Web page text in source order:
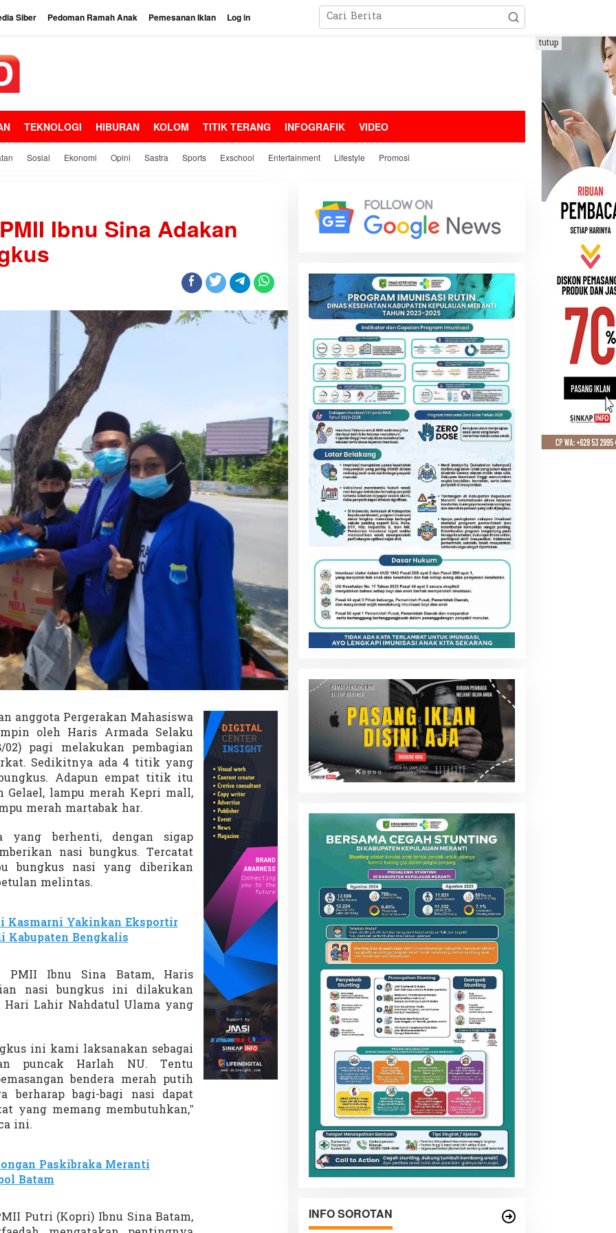
Siber Pedoman Ramah Anak Pemesanan Iklan Log in
TEKNOLOGI HIBURAN KOLOM TITIK TERANG INFOGRAFIK VIDEO
Sosial Ekonomi Opini Sastra Sports Exschool Entertainment Lifestyle Promosi
tutup
Ibnu Sina Adakan
anggota Pergerakan Mahasiswa
oleh Haris Armada Selaku
pagi melakukan pembagian
Sedikitnya ada 4 titik yang
Adapun empat titik itu
lampu merah Kepri mall,
merah martabak har.
yang berhenti, dengan sigap
nasi bungkus. Tercatat
bungkus nasi yang diberikan
melintas.
Kasmarni Yakinkan Eksportir
Kabupaten Bengkalis
PMII Ibnu Sina Batam, Haris
nasi bungkus ini dilakukan
Lahir Nahdatul Ulama yang
ini kami laksanakan sebagai
puncak Harlah NU. Tentu
bendera merah putih
berharap bagi-bagi nasi dapat
yang memang membutuhkan,”
ini.
Paskibraka Meranti
Batam
Putri (Kopri) Ibnu Sina Batam,
INFO SOROTAN